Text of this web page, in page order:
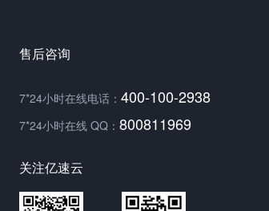
售后咨询
7*24小时在线电话： 400-100-2938
7*24小时在线 QQ： 800811969
关注亿速云